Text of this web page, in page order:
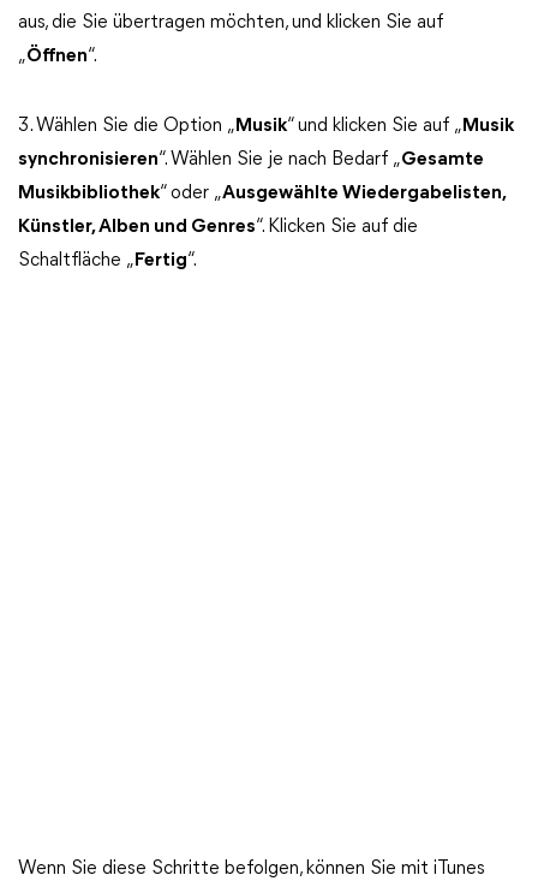
aus, die Sie übertragen möchten, und klicken Sie auf
„Öffnen“.
3. Wählen Sie die Option „ Musik“ und klicken Sie auf „ Musik
synchronisieren“. Wählen Sie je nach Bedarf „Gesamte
Musikbibliothek“ oder „Ausgewählte Wiedergabelisten,
Künstler, Alben und Genres“. Klicken Sie auf die
Schaltfläche „ Fertig“.
Wenn Sie diese Schritte befolgen, können Sie mit iTunes